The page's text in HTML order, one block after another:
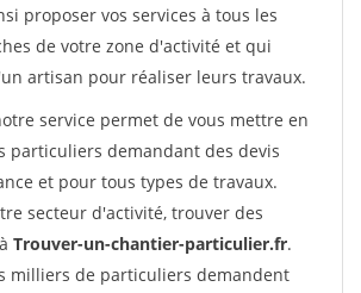
proposer vos services à tous les
de votre zone d'activité et qui
artisan pour réaliser leurs travaux.
service permet de vous mettre en
particuliers demandant des devis
et pour tous types de travaux.
secteur d'activité, trouver des
Trouver-un-chantier-particulier.fr.
milliers de particuliers demandent